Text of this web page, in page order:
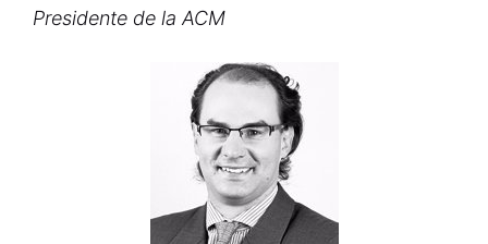
Presidente de la ACM